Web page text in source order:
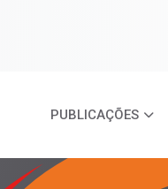
PUBLICAÇÕES